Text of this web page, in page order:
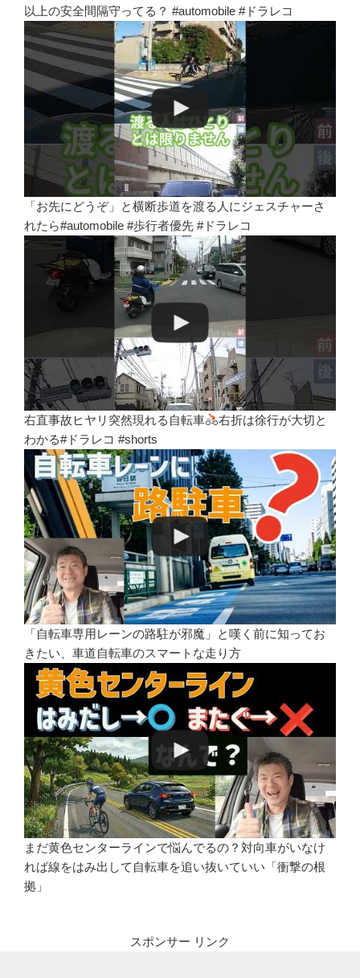
以上の安全間隔守ってる？ #automobile #ドラレコ
「お先にどうぞ」と横断歩道を渡る人にジェスチャーさ
れたら#automobile #歩行者優先 #ドラレコ
右直事故ヒヤリ突然現れる自転車
右折は徐行が大切と
わかる#ドラレコ #shorts
「自転車専用レーンの路駐が邪魔」と嘆く前に知ってお
きたい、車道自転車のスマートな走り方
まだ黄色センターラインで悩んでるの？対向車がいなけ
れば線をはみ出して自転車を追い抜いていい「衝撃の根
拠」
スポンサー リンク